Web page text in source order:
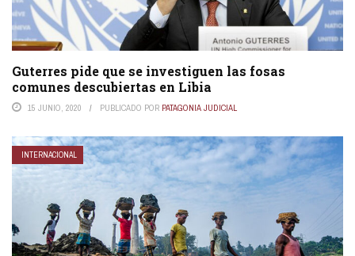
Guterres pide que se investiguen las fosas
comunes descubiertas en Libia
15 JUNIO, 2020 PUBLICADO POR PATAGONIA JUDICIAL
INTERNACIONAL